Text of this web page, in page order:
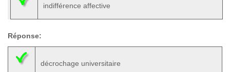
indifférence affective
Réponse:
décrochage universitaire